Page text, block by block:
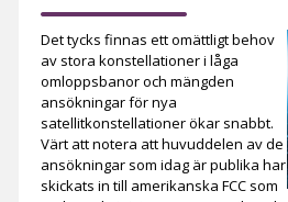
Det tycks finnas ett omättligt behov
av stora konstellationer i låga
omloppsbanor och mängden
ansökningar för nya
satellitkonstellationer ökar snabbt.
Värt att notera att huvuddelen av de
ansökningar som idag är publika har
skickats in till amerikanska FCC som